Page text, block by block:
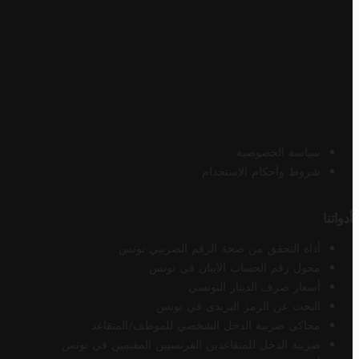
سياسة الخصوصية
شروط وأحكام الاستخدام
أدواتنا
أداة التحقق من صحة الرقم الضريبي تونس
محول رقم الحساب الآيبان في تونس
أسعار صرف الدينار التونسي
البحث عن الرمز البريدي في تونس
محاكي ضريبة الدخل الشخصي للموظف/المتقاعد
ضريبة الدخل للمتقاعدين الفرنسيين المقيمين في تونس